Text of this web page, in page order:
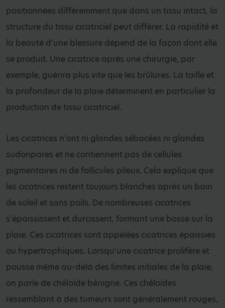
positionnées différemment que dans un tissu intact, la
structure du tissu cicatriciel peut différer. La rapidité et
la beauté d'une blessure dépend de la façon dont elle
se produit. Une cicatrice après une chirurgie, par
exemple, guérira plus vite que les brûlures. La taille et
la profondeur de la plaie déterminent en particulier la
production de tissu cicatriciel.
Les cicatrices n'ont ni glandes sébacées ni glandes
sudoripares et ne contiennent pas de cellules
pigmentaires ni de follicules pileux. Cela explique que
les cicatrices restent toujours blanches après un bain
de soleil et sans poils. De nombreuses cicatrices
s'épaississent et durcissent, formant une bosse sur la
plaie. Ces cicatrices sont appelées cicatrices épaissies
ou hypertrophiques. Lorsqu'une cicatrice prolifère et
pousse même au-delà des limites initiales de la plaie,
on parle de chéloïde bénigne. Ces chéloïdes
ressemblant à des tumeurs sont généralement rouges,